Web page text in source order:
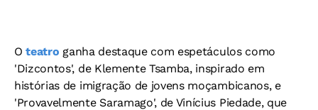
Oteatro ganha destaque com espetáculos como
'Dizcontos', de Klemente Tsamba, inspirado em
histórias de imigração de jovens moçambicanos, e
'Provavelmente Saramago', de Vinícius Piedade, que